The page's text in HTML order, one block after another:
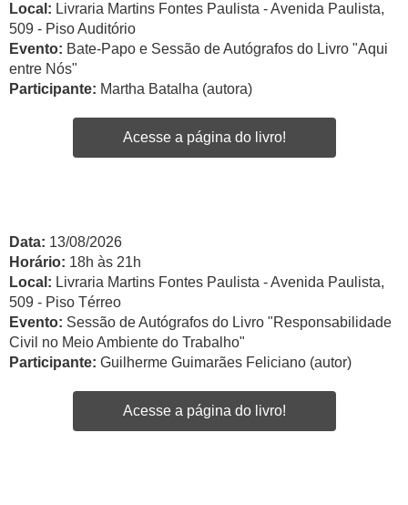
Local: Livraria Martins Fontes Paulista - Avenida Paulista,
509 - Piso Auditório
Evento: Bate-Papo e Sessão de Autógrafos do Livro "Aqui
entre Nós"
Participante: Martha Batalha (autora)
Acesse a página do livro!
Data: 13/08/2026
Horário: 18h às 21h
Local: Livraria Martins Fontes Paulista - Avenida Paulista,
509 - Piso Térreo
Evento: Sessão de Autógrafos do Livro "Responsabilidade
Civil no Meio Ambiente do Trabalho"
Participante: Guilherme Guimarães Feliciano (autor)
Acesse a página do livro!